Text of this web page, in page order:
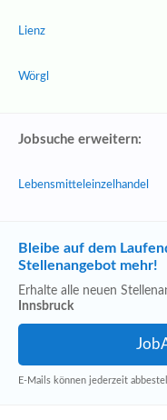
Lienz
Wörgl
Jobsuche erweitern:
Lebensmitteleinzelhandel
Bleibe auf dem
Stellenangebot mehr!
Erhalte alle neuen
Innsbruck
E-Mails können jederzeit